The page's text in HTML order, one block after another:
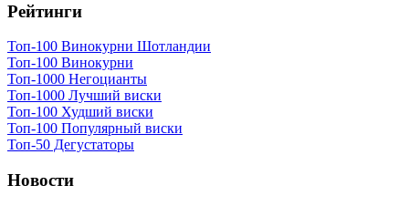
Рейтинги
Топ-100 Винокурни Шотландии
Топ-100 Винокурни
Топ-1000 Негоцианты
Топ-1000 Лучший виски
Топ-100 Худший виски
Топ-100 Популярный виски
Топ-50 Дегустаторы
Новости